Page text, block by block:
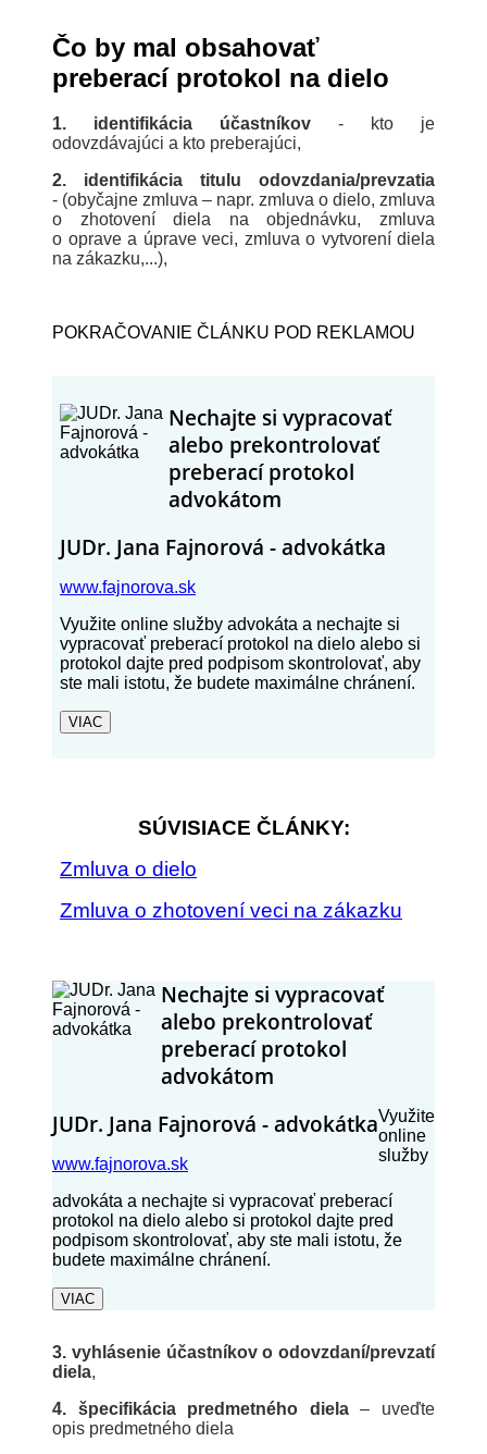
čo by mal obsahovať
preberací protokol na dielo
1. identifikácia účastníkov - kto je
odovzdávajúci a kto preberajúci,
2. identifikácia titulu odovzdania/prevzatia
- (obyčajne zmluva – napr. zmluva o dielo, zmluva
o zhotovení diela na objednávku, zmluva
o oprave a úprave veci, zmluva o vytvorení diela
na zákazku,...),
POKRAČOVANIE ČLÁNKU POD REKLAMOU
JUDr. Jana Fajnorová - advokátka
www.fajnorova.sk
Nechajte si vypracovať
alebo prekontrolovať
preberací protokol
advokátom
Využite online služby advokáta a nechajte si
vypracovať preberací protokol na dielo alebo si
protokol dajte pred podpisom skontrolovať, aby
ste mali istotu, že budete maximálne chránení.
VIAC
SÚVISIACE ČLÁNKY:
Zmluva o dielo
Zmluva o zhotovení veci na zákazku
JUDr. Jana Fajnorová - advokátka
www.fajnorova.sk
Nechajte si vypracovať
alebo prekontrolovať
preberací protokol
advokátom
Využite
online
služby
advokáta a nechajte si vypracovať preberací
protokol na dielo alebo si protokol dajte pred
podpisom skontrolovať, aby ste mali istotu, že
budete maximálne chránení.
VIAC
3. vyhlásenie účastníkov o odovzdaní/prevzatí
diela,
4. špecifikácia predmetného diela– uveďte
opis predmetného diela